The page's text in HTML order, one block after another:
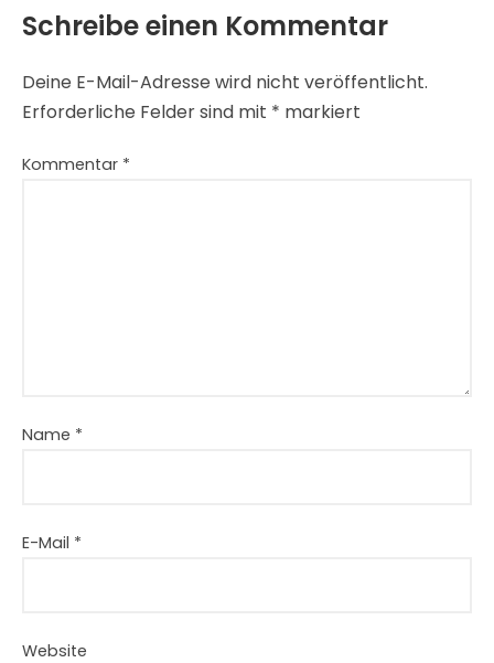
Schreibe einen Kommentar
Deine E-Mail-Adresse wird nicht veröffentlicht.
Erforderliche Felder sind mit * markiert
Kommentar *
Name *
E-Mail *
Website